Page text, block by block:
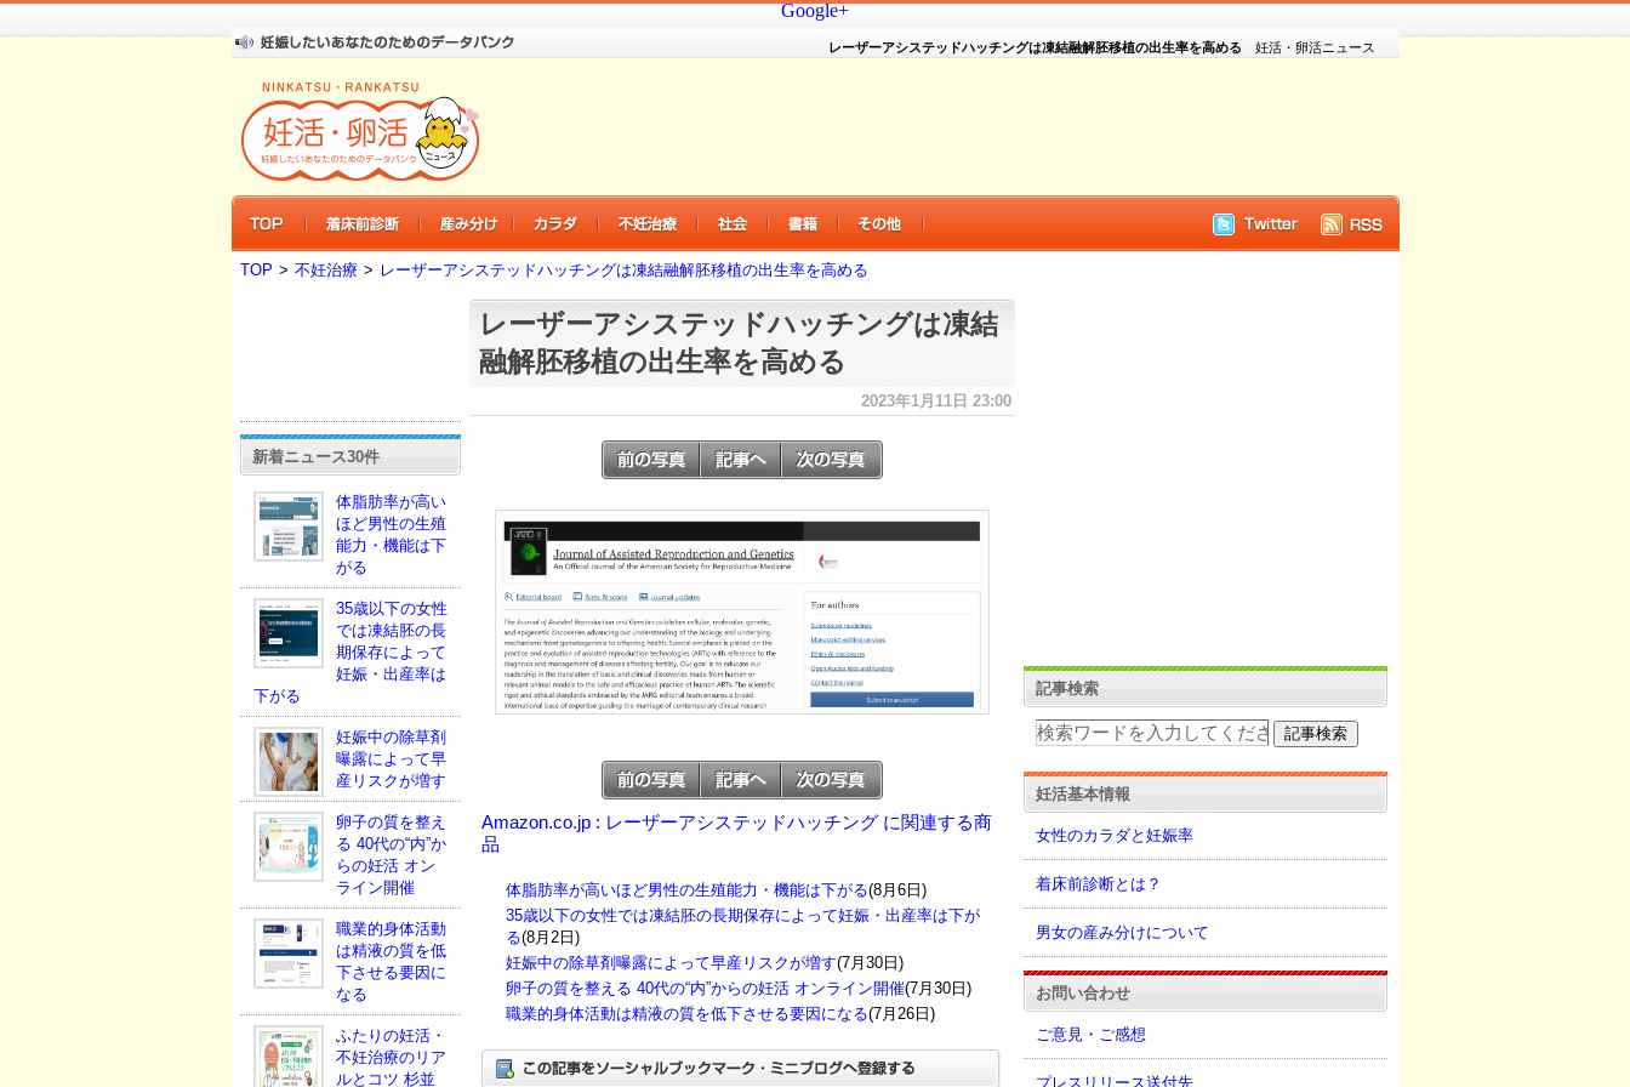
Google+
妊活・卵活ニュース
レーザーアシステッドハッチングは凍結融解胚移植の出生率を高める
TOP > 不妊治療 > レーザーアシステッドハッチングは凍結融解胚移植の出生率を高める
新着ニュース30件
体脂肪率が高い
ほど男性の生殖
能力・機能は下
がる
35歳以下の女性
では凍結胚の長
期保存によって
妊娠・出産率は
下がる
妊娠中の除草剤
曝露によって早
産リスクが増す
卵子の質を整え
る 40代の“内”か
らの妊活 オン
ライン開催
職業的身体活動
は精液の質を低
下させる要因に
なる
ふたりの妊活・
不妊治療のリア
ルとコツ 杉並
レーザーアシステッドハッチングは凍結
融解胚移植の出生率を高める
2023年1月11日 23:00
Amazon.co.jp : レーザーアシステッドハッチング に関連する商
品
体脂肪率が高いほど男性の生殖能力・機能は下がる(8月6日)
35歳以下の女性では凍結胚の長期保存によって妊娠・出産率は下が
る(8月2日)
妊娠中の除草剤曝露によって早産リスクが増す(7月30日)
卵子の質を整える 40代の“内”からの妊活 オンライン開催(7月30日)
職業的身体活動は精液の質を低下させる要因になる(7月26日)
記事検索
妊活基本情報
女性のカラダと妊娠率
着床前診断とは？
男女の産み分けについて
お問い合わせ
ご意見・ご感想
プレスリリース送付先